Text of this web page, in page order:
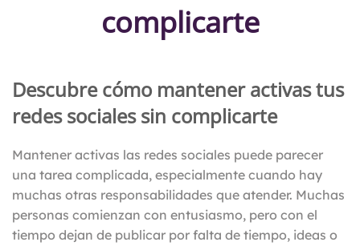
complicarte
Descubre cómo mantener activas tus
redes sociales sin complicarte
Mantener activas las redes sociales puede parecer
una tarea complicada, especialmente cuando hay
muchas otras responsabilidades que atender. Muchas
personas comienzan con entusiasmo, pero con el
tiempo dejan de publicar por falta de tiempo, ideas o